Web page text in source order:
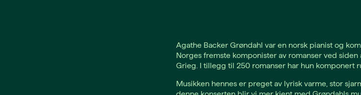
Agathe Backer Grøndahl var en norsk pianist og
Norges fremste komponister av romanser ved siden
Grieg. I tillegg til 250 romanser har hun komponert
Musikken hennes er preget av lyrisk varme, stor